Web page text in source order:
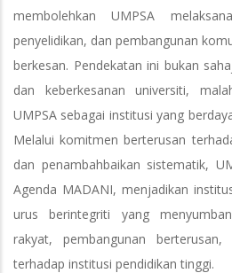
membolehkan UMPSA
penyelidikan, dan pembangunan
berkesan. Pendekatan ini bukan
dan keberkesanan universiti,
UMPSA sebagai institusi yang
Melalui komitmen berterusan
dan penambahbaikan sistematik,
Agenda MADANI, menjadikan
urus berintegriti yang
rakyat, pembangunan
terhadap institusi pendidikan tinggi.